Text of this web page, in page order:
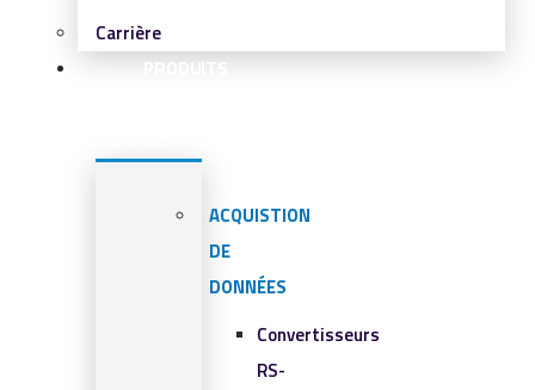
Carrière
PRODUITS
ACQUISTION
DE
DONNÉES
Convertisseurs
RS-